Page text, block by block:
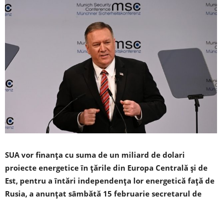
SUA vor finanţa cu suma de un miliard de dolari
proiecte energetice în ţările din Europa Centrală şi de
Est, pentru a întări independenţa lor energetică faţă de
Rusia, a anunţat sâmbătă 15 februarie secretarul de